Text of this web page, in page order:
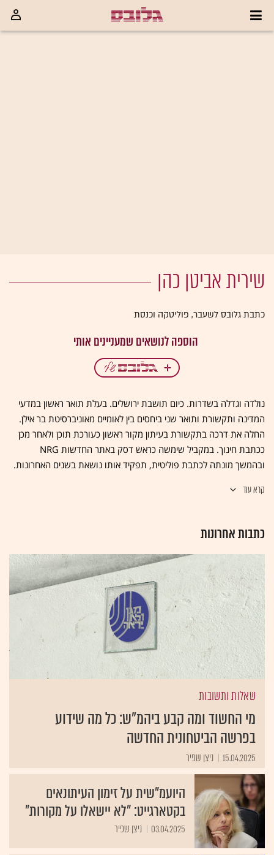
שירית אביטן כהן
כתבת גלובס לשעבר, פוליטקה וכנסת
נולדה וגדלה בשדרות. כיום תושבת ירושלים. בעלת תואר ראשון במדעי
המדינה ותקשורת ותואר שני ביחסים בין לאומיים מאוניברסיטת בר אילן.
החלה את דרכה בתקשורת בעיתון מקור ראשון כעורכת תוכן ולאחר מכן
ככתבת חינוך. במקביל שימשה כראש דסק באתר החדשות NRG
ובהמשך מונתה לכתבת פוליטית, תפקיד אותו נושאת בשנים האחרונות.
קרא עוד
כתבות אחרונות
שאלות ותשובות
מי החשוד ומה קבע ביהמ"ש: כל מה שידוע
בפרשה הביטחונית החדשה
15.04.2025 ניצן שפיר
היועמ"שית על זימון העיתונאים
בקטארגייט: "לא יישאלו על מקורות"
03.04.2025 ניצן שפיר